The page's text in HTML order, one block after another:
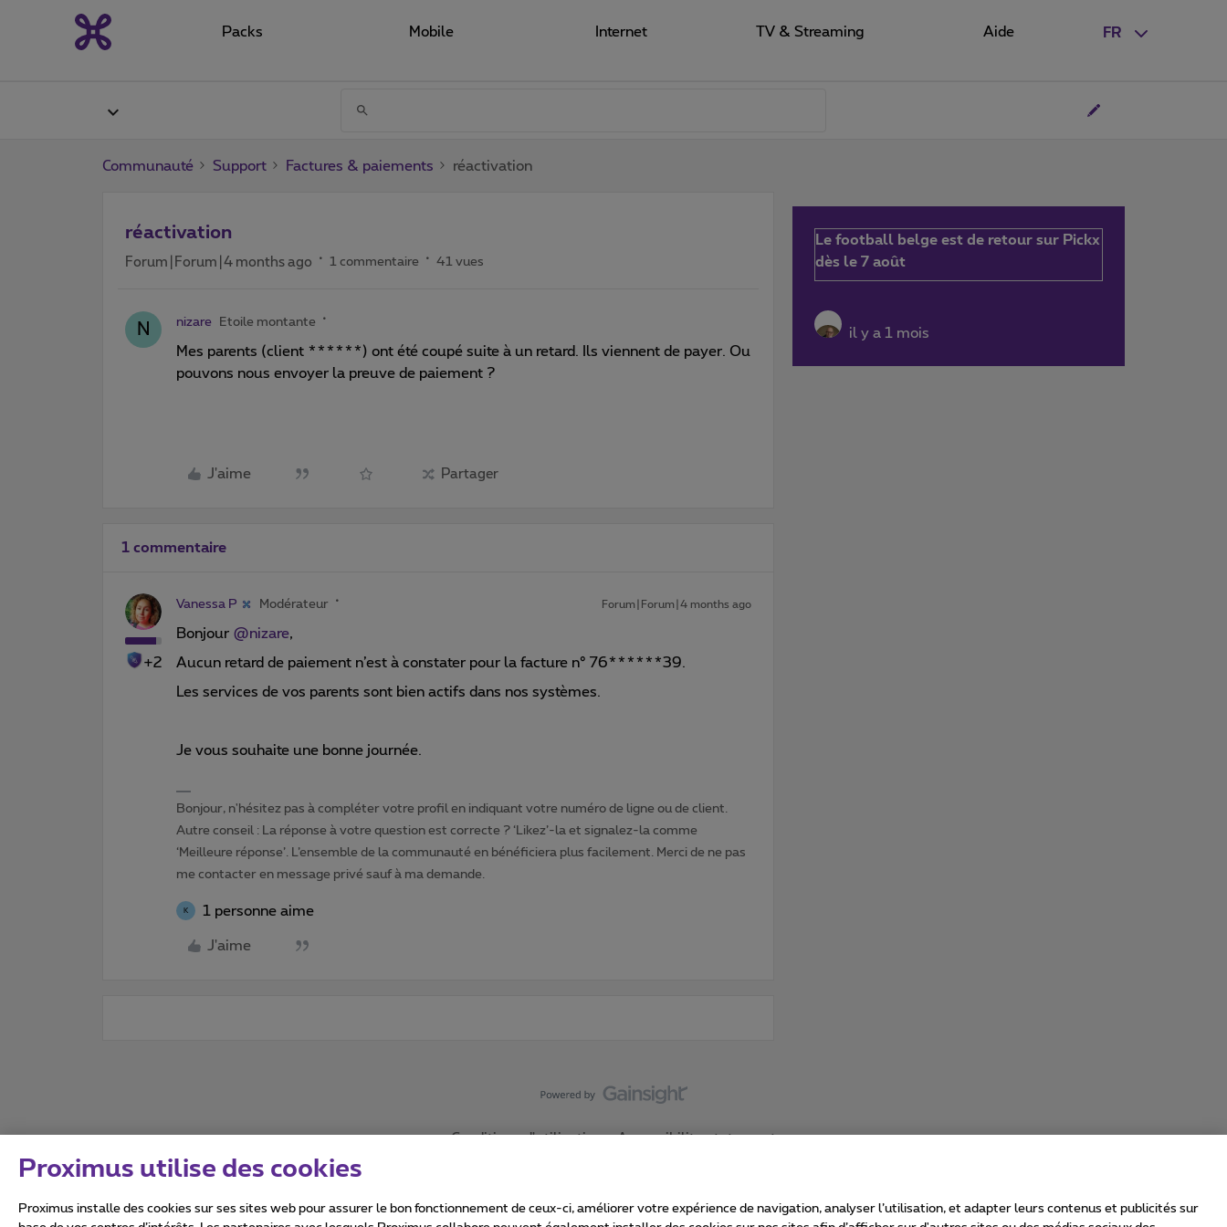
FR
Packs Mobile Internet TV & Streaming Aide
Communauté Support Factures & paiements réactivation
réactivation
Forum|Forum|4 months ago 1 commentaire 41 vues
N nizare Etoile montante
Mes parents (client ******) ont été coupé suite à un retard. Ils viennent de payer. Ou
pouvons nous envoyer la preuve de paiement ?
J'aime Partager
1 commentaire
+2
Vanessa P Modérateur Forum|Forum|4 months ago
Bonjour ​ @nizare,
Aucun retard de paiement n’est à constater pour la facture n° 76******39.
Les services de vos parents sont bien actifs dans nos systèmes.
Je vous souhaite une bonne journée.
Bonjour, n'hésitez pas à compléter votre profil en indiquant votre numéro de ligne ou de client.
Autre conseil : La réponse à votre question est correcte ? ‘Likez’-la et signalez-la comme
‘Meilleure réponse’. L’ensemble de la communauté en bénéficiera plus facilement. Merci de ne pas
me contacter en message privé sauf à ma demande.
K 1 personne aime
J'aime
Le football belge est de retour sur Pickx
dès le 7 août
il y a 1 mois
Conditions d'utilisation Accessibility statement
Proximus utilise des cookies
Proximus installe des cookies sur ses sites web pour assurer le bon fonctionnement de ceux-ci, améliorer votre expérience de navigation, analyser l’utilisation, et adapter leurs contenus et publicités sur